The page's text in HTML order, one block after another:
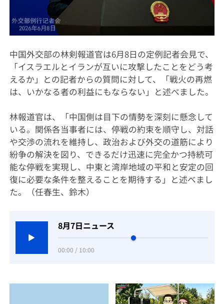
中国外交部の林剣報道官は6月8日の定例記者会見で、
「イスラエルとイランが互いに攻撃したことをどう考
えるか」との記者からの質問に対して、「戦火の再燃
は、いかなる者の利益にもならない」と述べました。
林報道官は、「中国側は目下の情勢を深刻に懸念して
いる。関係各当事者には、停戦の約束を順守し、対話
や交渉の流れを維持し、政治および外交の道筋により
紛争の解決を図り、できるだけ迅速に完全かつ持続可
能な停戦を実現し、中東と湾岸地域の平和と安定の回
復に必要な条件を整えることを期待する」と述べまし
た。（任春生、鈴木）
8月7日ニュース
00:00 / 10:00